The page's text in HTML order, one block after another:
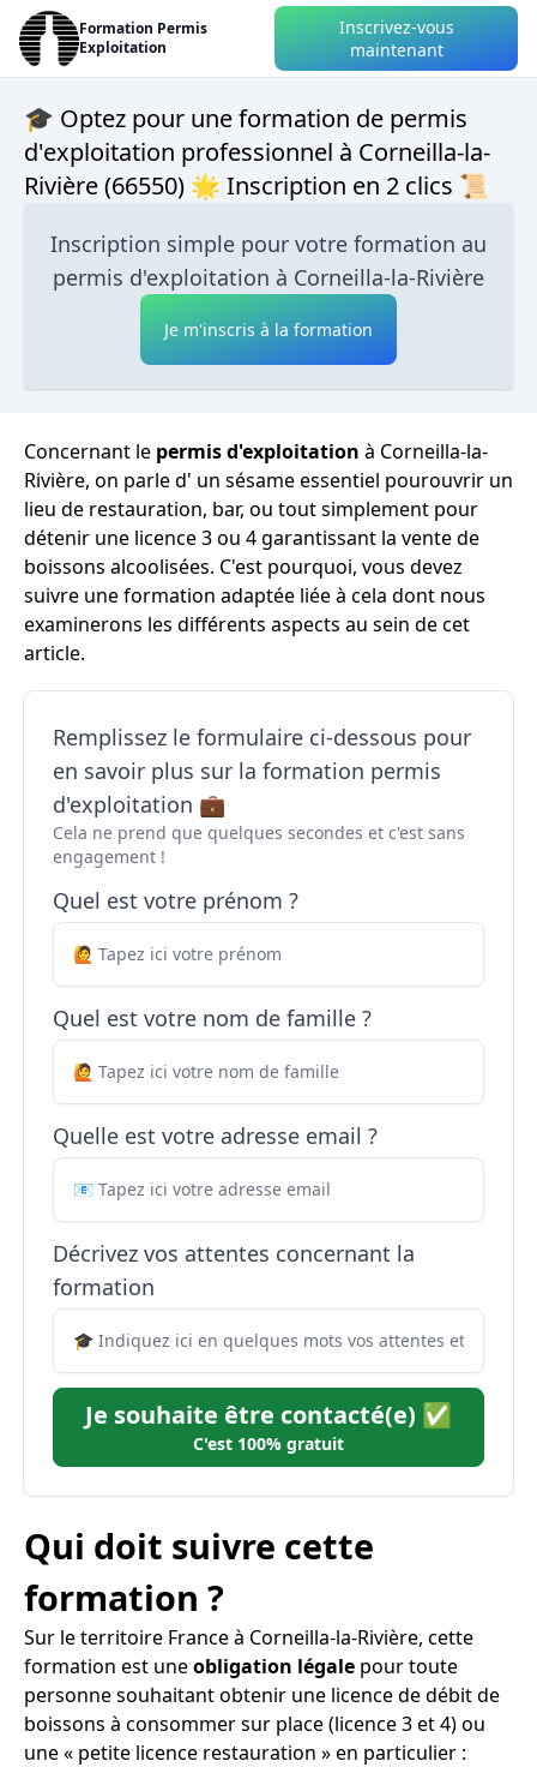
Formation Permis
Exploitation
Inscrivez-vous
maintenant
🎓 Optez pour une formation de permis
d'exploitation professionnel à Corneilla-la-
Rivière (66550) 🌟 Inscription en 2 clics 📜
Inscription simple pour votre formation au
permis d'exploitation à Corneilla-la-Rivière
Je m'inscris à la formation
Concernant le permis d'exploitation à Corneilla-la-
Rivière, on parle d' un sésame essentiel pourouvrir un
lieu de restauration, bar, ou tout simplement pour
détenir une licence 3 ou 4 garantissant la vente de
boissons alcoolisées. C'est pourquoi, vous devez
suivre une formation adaptée liée à cela dont nous
examinerons les différents aspects au sein de cet
article.
Remplissez le formulaire ci-dessous pour
en savoir plus sur la formation permis
d'exploitation 💼
Cela ne prend que quelques secondes et c'est sans
engagement !
Quel est votre prénom ?
Quel est votre nom de famille ?
Quelle est votre adresse email ?
Décrivez vos attentes concernant la
formation
Je souhaite être contacté(e) ✅
C'est 100% gratuit
Qui doit suivre cette
formation ?
Sur le territoire France à Corneilla-la-Rivière, cette
formation est uneobligation légale pour toute
personne souhaitant obtenir une licence de débit de
boissons à consommer sur place (licence 3 et 4) ou
une « petite licence restauration » en particulier :